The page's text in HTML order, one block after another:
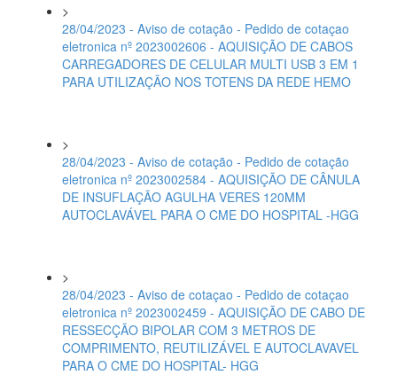
>
28/04/2023 - Aviso de cotação - Pedido de cotaçao
eletronica nº 2023002606 - AQUISIÇÃO DE CABOS
CARREGADORES DE CELULAR MULTI USB 3 EM 1
PARA UTILIZAÇÃO NOS TOTENS DA REDE HEMO
>
28/04/2023 - Aviso de cotação - Pedido de cotação
eletronica nº 2023002584 - AQUISIÇÃO DE CÂNULA
DE INSUFLAÇÃO AGULHA VERES 120MM
AUTOCLAVÁVEL PARA O CME DO HOSPITAL -HGG
>
28/04/2023 - Aviso de cotaçao - Pedido de cotaçao
eletronica nº 2023002459 - AQUISIÇÃO DE CABO DE
RESSECÇÃO BIPOLAR COM 3 METROS DE
COMPRIMENTO, REUTILIZÁVEL E AUTOCLAVAVEL
PARA O CME DO HOSPITAL- HGG